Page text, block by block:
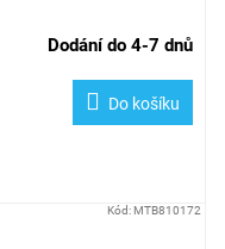
Dodání do 4-7 dnů
Do košíku
Kód:MTB810172